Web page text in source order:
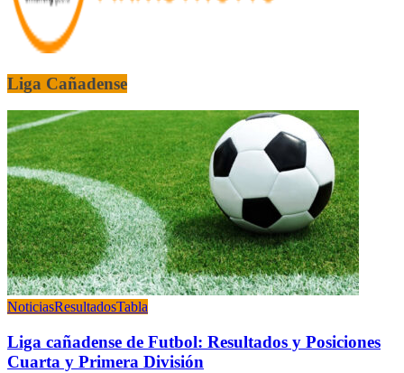
Liga Cañadense
NoticiasResultadosTabla
Liga cañadense de Futbol: Resultados y Posiciones
Cuarta y Primera División